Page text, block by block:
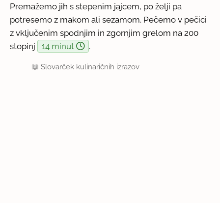
Premažemo jih s stepenim jajcem, po želji pa
potresemo z makom ali sezamom. Pečemo v pečici
z vključenim spodnjim in zgornjim grelom na 200
stopinj
14 minut .
📖Slovarček kulinaričnih izrazov